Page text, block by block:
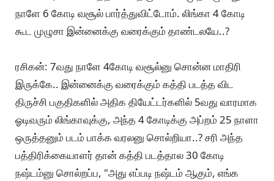
நாளே 6 கோடி வசூல் பார்த்துவிட்டோம். லிங்கா 4 கோடி
கூட முழுசா இன்னைக்கு வரைக்கும் தாண்டலயே..?
ரசிகன்: 7வது நாளே 4கோடி வசூல்னு சொன்ன மாதிரி
இருக்கே.. இன்னைக்கு வரைக்கும் கத்தி படத்த விட
திருச்சி பகுதிகளில் அதிக தியேட்டர்களில் 5வது வாரமாக
ஓடிவரும் லிங்காவுக்கு, அந்த 4 கோடிக்கு அப்றம் 25 நாளா
ஒருத்தனும் படம் பாக்க வரலனு சொல்றியா..? சரி அந்த
பத்திரிக்கையாளர் தான் கத்தி படத்தால 30 கோடி
நஷ்டம்னு சொல்றப்ப, "அது எப்படி நஷ்டம் ஆகும், எங்க